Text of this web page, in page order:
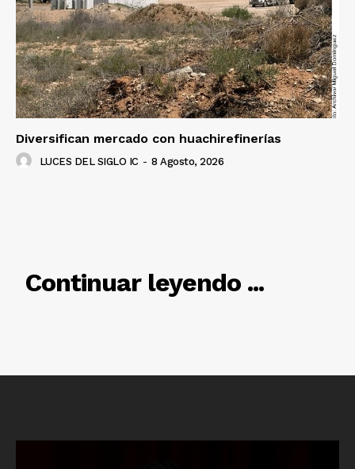
Diversifican mercado con huachirefinerías
LUCES DEL SIGLO IC - 8 Agosto, 2026
Continuar leyendo ...
RELACIONADO